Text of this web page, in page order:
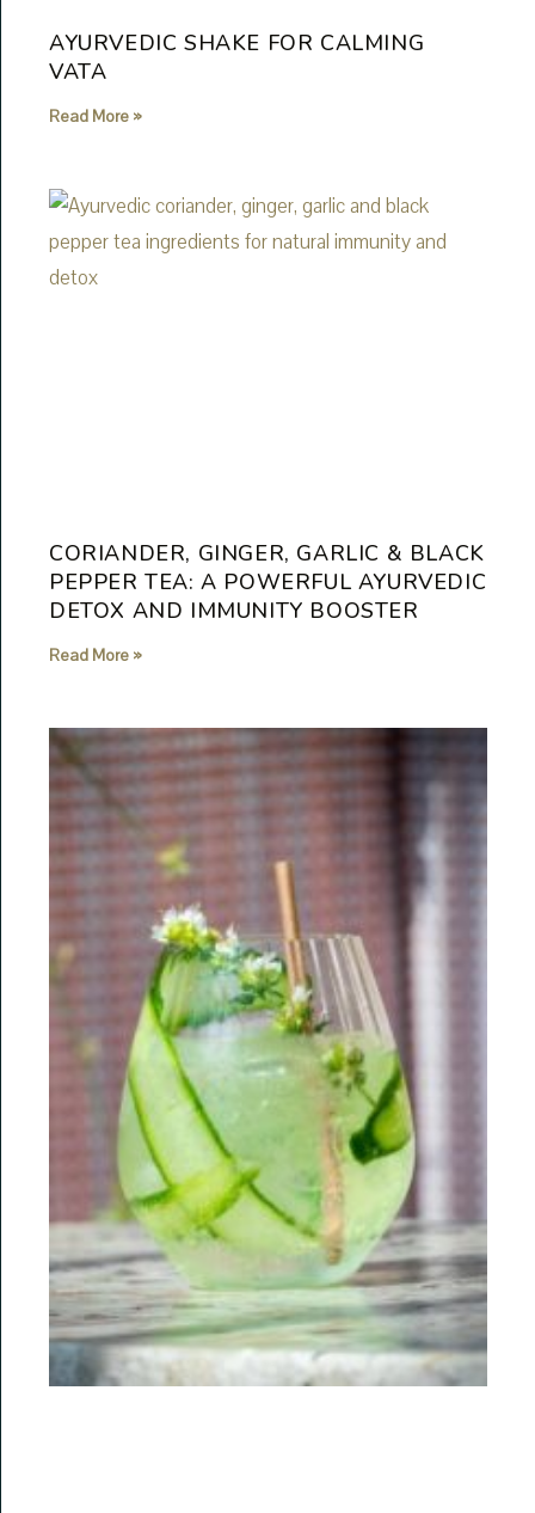
AYURVEDIC SHAKE FOR CALMING
VATA
Read More »
CORIANDER, GINGER, GARLIC & BLACK
PEPPER TEA: A POWERFUL AYURVEDIC
DETOX AND IMMUNITY BOOSTER
Read More »